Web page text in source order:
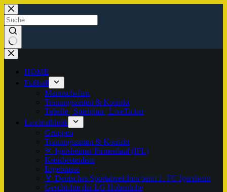
Zum
Inhalt
springen
Keine
Ergebnisse
HOME
Fußball
Mannschaften
Trainingszeiten & Kontakt
Tabelle | Spielplan | LiveTicker
Leichtathletik
Gruppen
Trainingszeiten & Kontakt
🏃 Igersheimer Firmenlauf (IFL)
Kreisbestenliste
Ergebnisse
🏅 Deutsches Sportabzeichen beim 1. FC Igersheim
Geschichte der LG Hohenlohe